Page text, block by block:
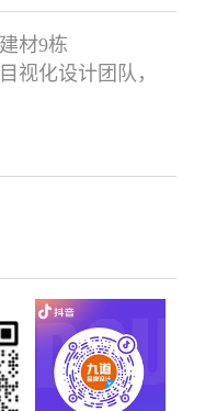
材9栋
视化设计团队，